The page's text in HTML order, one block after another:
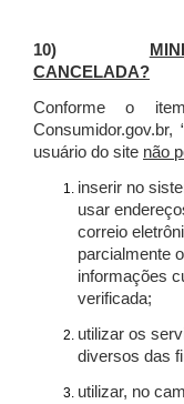
10)
CANCELADA?
Conforme o
usuário do site não
inserir no
usar
correio
parcialmente
informações
verificada;
utilizar os
diversos das
utilizar, no